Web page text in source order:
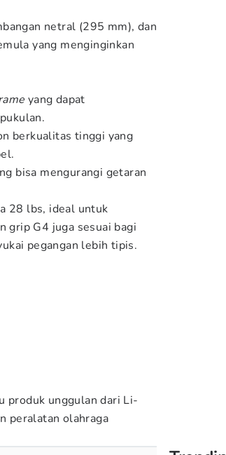
netral (295 mm), dan
yang menginginkan
yang dapat
berkualitas tinggi yang
bisa mengurangi getaran
28 lbs, ideal untuk
grip G4 juga sesuai bagi
pegangan lebih tipis.
produk unggulan dari Li-
peralatan olahraga